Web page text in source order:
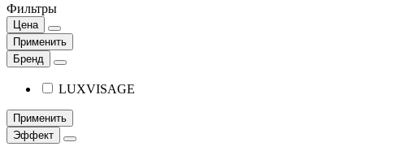
Фильтры
Цена
Применить
Бренд
LUXVISAGE
Применить
Эффект